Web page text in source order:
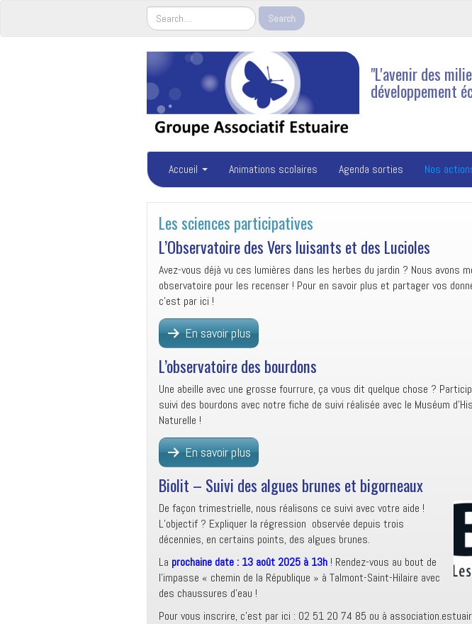
"L'avenir des
développement
Accueil Animations scolaires Agenda sorties Nos
Les sciences participatives
L’Observatoire des Vers luisants et des Lucioles
Avez-vous déjà vu ces lumières dans les herbes du jardin ? Nous avons
observatoire pour les recenser ! Pour en savoir plus et partager vos
c’est par ici !
En savoir plus
L’observatoire des bourdons
Une abeille avec une grosse fourrure, ça vous dit quelque chose ?
suivi des bourdons avec notre fiche de suivi réalisée avec le Muséum
Naturelle !
En savoir plus
Biolit – Suivi des algues brunes et bigorneaux
De façon trimestrielle, nous réalisons ce suivi avec votre aide !
L’objectif ? Expliquer la régression observée depuis trois
décennies, en certains points, des algues brunes.
La prochaine date : 13 août 2025 à 13h ! Rendez-vous au bout de
l’impasse « chemin de la République » à Talmont-Saint-Hilaire avec
des chaussures d’eau !
Pour vous inscrire, c’est par ici : 02 51 20 74 85 ou à